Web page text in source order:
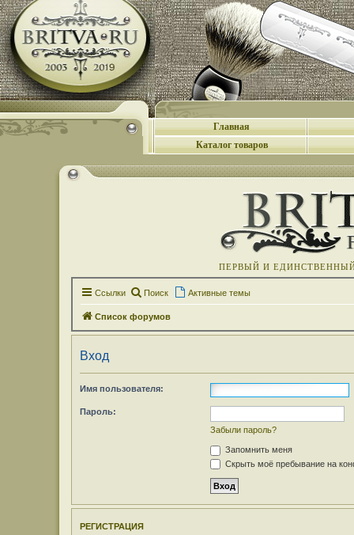
Главная
Каталог товаров
ПЕРВЫЙ И
Ссылки Поиск Активные темы
Список форумов
Вход
Имя пользователя:
Пароль:
Забыли пароль?
Запомнить меня
Скрыть моё пребывание на
РЕГИСТРАЦИЯ